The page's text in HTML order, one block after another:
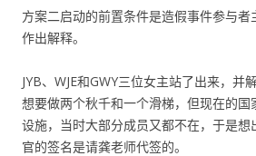
方案二启动的前置条件是造假事件参与
作出解释。
JYB、WJE和GWY三位女主站了出来，并
想要做两个秋千和一个滑梯，但现在的
设施，当时大部分成员又都不在，于是想
官的签名是请龚老师代签的。